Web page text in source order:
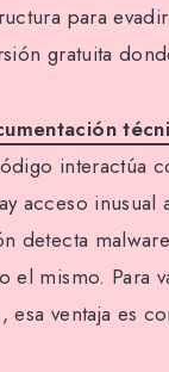
para
gratuita
interactúa
acceso
detecta
el mismo. Para
esa ventaja es